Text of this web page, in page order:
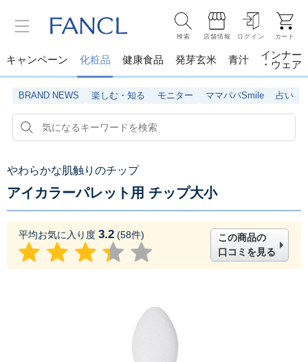
検索 店舗情報 ログイン カート
キャンペーン 化粧品 健康食品 発芽玄米 青汁
インナー
・ウェア
BRAND NEWS 楽しむ・知る モニター ママパパSmile 占い
やわらかな肌触りのチップ
アイカラーパレット用 チップ大小
平均お気に入り度 3.2 (58件)
この商品の
口コミを見る